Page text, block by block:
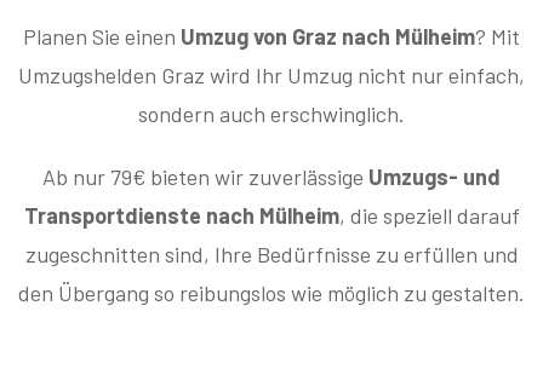
Planen Sie einen Umzug von Graz nach Mülheim? Mit
Umzugshelden Graz wird Ihr Umzug nicht nur einfach,
sondern auch erschwinglich.
Ab nur 79€ bieten wir zuverlässige Umzugs- und
Transportdienste nach Mülheim, die speziell darauf
zugeschnitten sind, Ihre Bedürfnisse zu erfüllen und
den Übergang so reibungslos wie möglich zu gestalten.